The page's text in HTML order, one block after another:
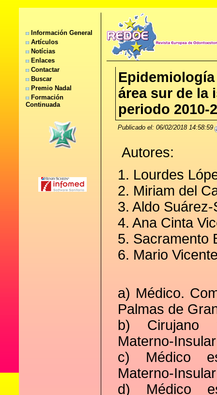
Información General
Artículos
Notícias
Enlaces
Contactar
Buscar
Premio Nadal
Formación
Continuada
área sur de la
periodo 2010-
Publicado el: 06/02/2018 14:58:59
Autores:
1. Lourdes
2. Miriam del
3. Aldo Suárez-
4. Ana Cinta
5. Sacramento
6. Mario
a) Médico.
Palmas de
b) Cirujano
Materno-
c) Médico
Materno-
d) Médico